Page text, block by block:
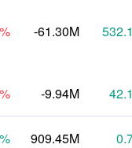
% -61.30M
% -9.94M
% 909.45M